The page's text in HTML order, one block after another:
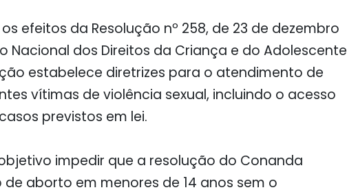
efeitos da Resolução nº 258, de 23 de dezembro
Nacional dos Direitos da Criança e do Adolescente
estabelece diretrizes para o atendimento de
vítimas de violência sexual, incluindo o acesso
previstos em lei.
impedir que a resolução do Conanda
aborto em menores de 14 anos sem o